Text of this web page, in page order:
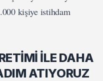
kişiye istihdam
İLE DAHA
ATIYORUZ